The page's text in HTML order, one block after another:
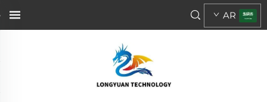
AR